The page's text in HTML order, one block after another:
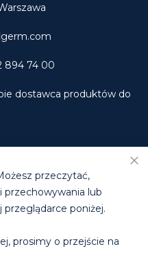
894 74 00
dostawca produktów do
przeczytać,
przechowywania lub
poniżej.
prosimy o przejście na